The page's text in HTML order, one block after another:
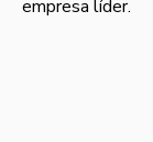
empresa lí­der.